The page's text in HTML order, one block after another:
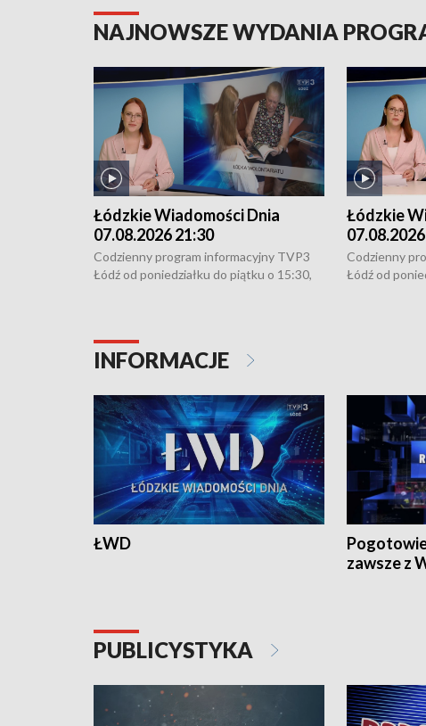
NAJNOWSZE WYDANIA
Łódzkie Wiadomości Dnia
07.08.2026 21:30
Codzienny program informacyjny TVP3
Łódź od poniedziałku do piątku o 15:30,
Łódzkie
Codzienny
Łódź od
INFORMACJE
ŁWD
zawsze z
PUBLICYSTYKA